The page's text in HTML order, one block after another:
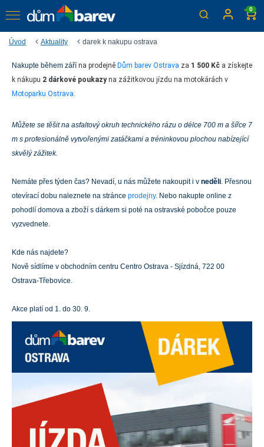
0
Úvod Aktuality darek k nakupu ostrava
Získejte k nákupu
2 vouchery na motokáry
Nakupte během září na prodejně Dům barev Ostrava za 1 500 Kč a získejte
k nákupu 2 dárkové poukazyna zážitkovou jízdu na motokárách v
Motoparku Ostrava.
Můžete se těšit na asfaltový okruh technického rázu o délce 700 m a šířce 7
m s profesionálně vytvořenými zatáčkami a tréninkovou plochou nabízející
skvělý zážitek.
Nemáte přes týden čas? Nevadí, u nás můžete nakoupit i v neděli. Přesnou
otevírací dobu naleznete na stránce prodejny. Nebo nakupte online z
pohodlí domova a zboží s dárkem si poté na ostravské pobočce pouze
vyzvednete.
Kde nás najdete?
Nově sídlíme v obchodním centru Centro Ostrava - Sjízdná, 722 00
Ostrava-Třebovice.
Akce platí od 1. do 30. 9.